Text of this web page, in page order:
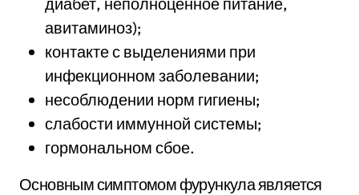
авитаминоз);
контакте с выделениями при
инфекционном заболевании;
несоблюдении норм гигиены;
слабости иммунной системы;
гормональном сбое.
Основным симптомом фурункула является